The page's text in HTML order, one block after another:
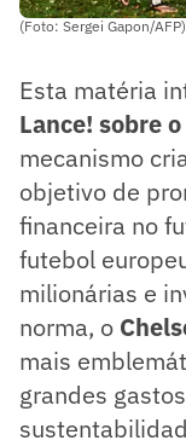
(Foto: Sergei Gapon/AFP)
Esta matéria
Lance! sobre
mecanismo
objetivo de
financeira no
futebol
milionárias e
norma, o
mais
grandes